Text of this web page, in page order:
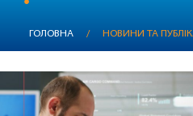
вмістуГОЛОВНА / НОВИНИ ТА